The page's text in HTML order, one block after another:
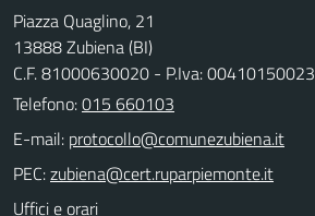
Piazza Quaglino, 21
13888 Zubiena (BI)
C.F. 81000630020 - P.Iva: 00410150023
Telefono:015 660103
E-mail:
PEC:
Uffici e orari